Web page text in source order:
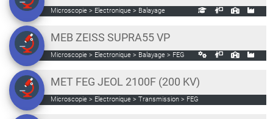
Microscopie > Electronique > Balayage
MEB ZEISS SUPRA55 VP
Microscopie > Electronique > Balayage > FEG
MET FEG JEOL 2100F (200 KV)
Microscopie > Electronique > Transmission > FEG